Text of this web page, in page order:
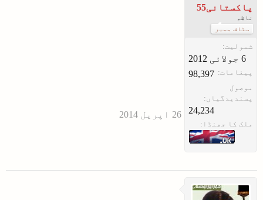
پاکستانی55
ناظم
سٹاف ممبر
شمولیت:
پیغامات: 98,397
موصول
پسندیدگیاں:
24,234
ملک کا جھنڈا: